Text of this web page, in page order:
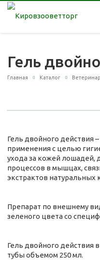
Гель
Главная Каталог
Гель двойного действия
применения с целью
ухода за кожей лошадей,
процессов в мышцах,
экстрактов натуральных
Препарат по внешнему
зеленого цвета со
Гель двойного действия
тубы объемом 250 мл.